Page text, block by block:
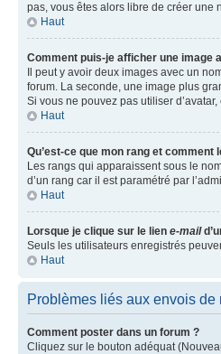
pas, vous êtes alors libre de créer une
Haut
Comment puis-je afficher une image
Il peut y avoir deux images avec un
forum. La seconde, une image plus
Si vous ne pouvez pas utiliser
Haut
Qu’est-ce que mon rang et comment
Les rangs qui apparaissent sous le
d’un rang car il est paramétré par
Haut
Lorsque je clique sur le lien e-mail
Seuls les utilisateurs enregistrés
Haut
Problèmes liés aux envois de
Comment poster dans un forum ?
Cliquez sur le bouton adéquat